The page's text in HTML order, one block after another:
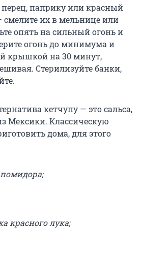
паприку или красный
смелите их в мельнице или
опять на сильный огонь и
огонь до минимума и
крышкой на 30 минут,
Стерилизуйте банки,
кетчупу — это сальса,
Мексики. Классическую
дома, для этого
красного лука;